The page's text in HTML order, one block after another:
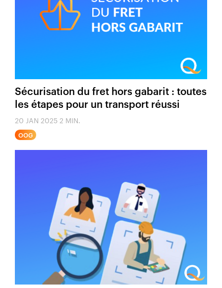
Sécurisation du fret hors gabarit : toutes
les étapes pour un transport réussi
20 JAN 2025 2 MIN.
OOG